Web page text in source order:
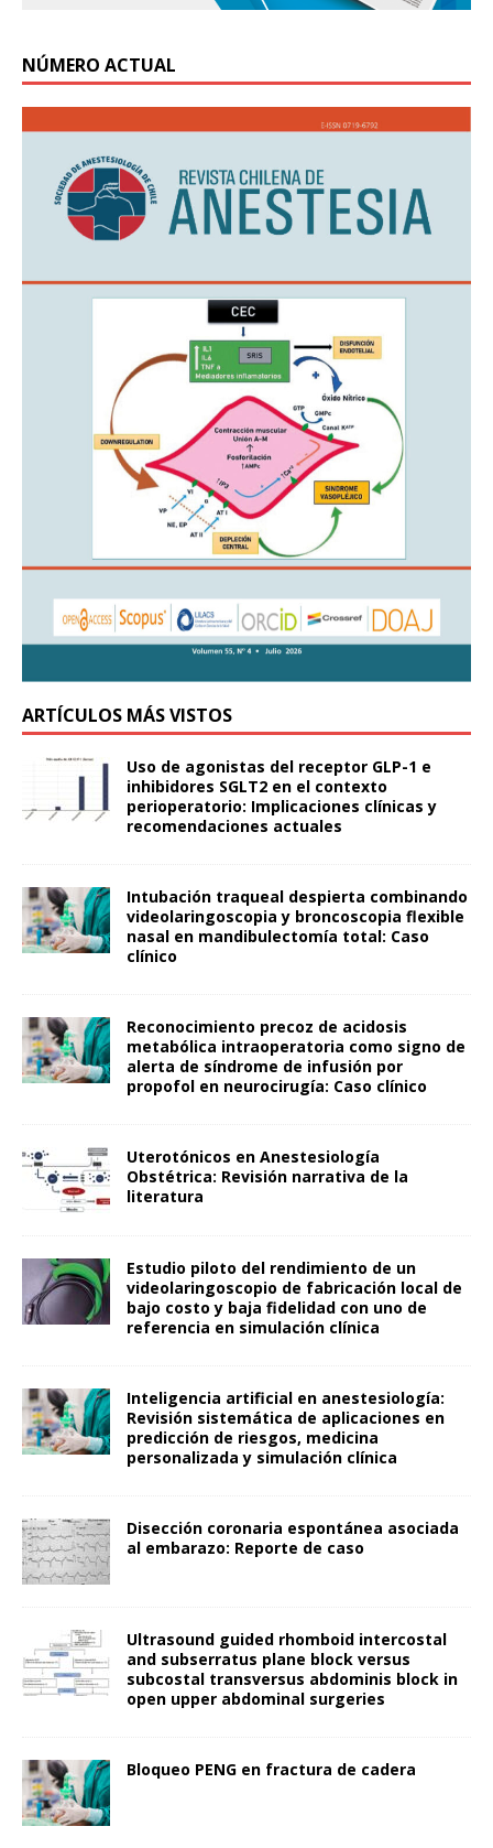
NÚMERO ACTUAL
ARTÍCULOS MÁS VISTOS
Uso de agonistas del receptor GLP-1 e
inhibidores SGLT2 en el contexto
perioperatorio: Implicaciones clínicas y
recomendaciones actuales
Intubación traqueal despierta combinando
videolaringoscopia y broncoscopia flexible
nasal en mandibulectomía total: Caso
clínico
Reconocimiento precoz de acidosis
metabólica intraoperatoria como signo de
alerta de síndrome de infusión por
propofol en neurocirugía: Caso clínico
Uterotónicos en Anestesiología
Obstétrica: Revisión narrativa de la
literatura
Estudio piloto del rendimiento de un
videolaringoscopio de fabricación local de
bajo costo y baja fidelidad con uno de
referencia en simulación clínica
Inteligencia artificial en anestesiología:
Revisión sistemática de aplicaciones en
predicción de riesgos, medicina
personalizada y simulación clínica
Disección coronaria espontánea asociada
al embarazo: Reporte de caso
Ultrasound guided rhomboid intercostal
and subserratus plane block versus
subcostal transversus abdominis block in
open upper abdominal surgeries
Bloqueo PENG en fractura de cadera